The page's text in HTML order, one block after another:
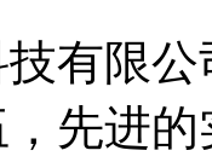
技有限
先进